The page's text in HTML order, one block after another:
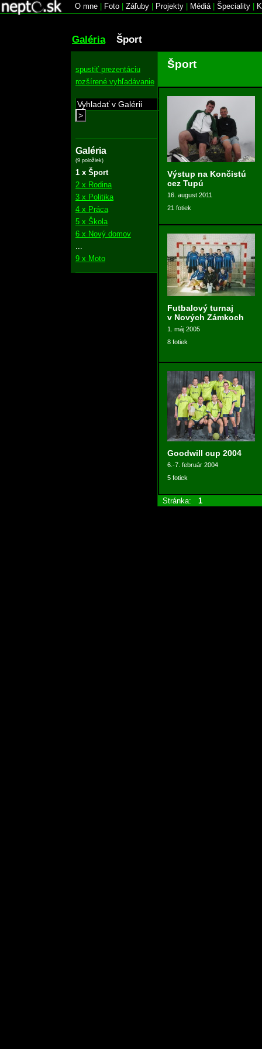
O mne Foto Záľuby Projekty Médiá| Špeciality
Galéria Šport
spustiť prezentáciu
rozšírené vyhľadávanie
>
Galéria
(9 položiek)
1 x Šport
2 x Rodina
3 x Politika
4 x Práca
5 x Škola
6 x Nový domov
9 x Moto
Šport
Výstup na Končistú
cez Tupú
16. august 2011
21 fotiek
Futbalový turnaj
v Nových Zámkoch
1. máj 2005
8 fotiek
Goodwill cup 2004
6.-7. február 2004
5 fotiek
Stránka: 1